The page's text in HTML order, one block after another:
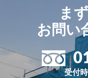
ま
お問い
受付